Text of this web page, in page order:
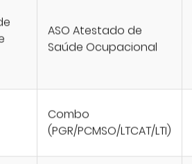
ASO Atestado de
Saúde Ocupacional
Combo
(PGR/PCMSO/LTCAT/LTI)